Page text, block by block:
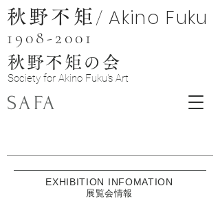
秋野不矩 /Akino Fuku
1908-2001
秋野不矩の会
Society for Akino Fuku's Art
SAFA
EXHIBITION INFOMATION
​展覧会情報